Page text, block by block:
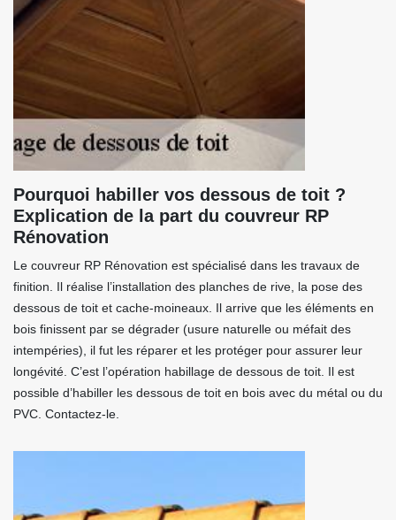
Pourquoi habiller vos dessous de toit ?
Explication de la part du couvreur RP
Rénovation
Le couvreur RP Rénovation est spécialisé dans les travaux de
finition. Il réalise l’installation des planches de rive, la pose des
dessous de toit et cache-moineaux. Il arrive que les éléments en
bois finissent par se dégrader (usure naturelle ou méfait des
intempéries), il fut les réparer et les protéger pour assurer leur
longévité. C’est l’opération habillage de dessous de toit. Il est
possible d’habiller les dessous de toit en bois avec du métal ou du
PVC. Contactez-le.